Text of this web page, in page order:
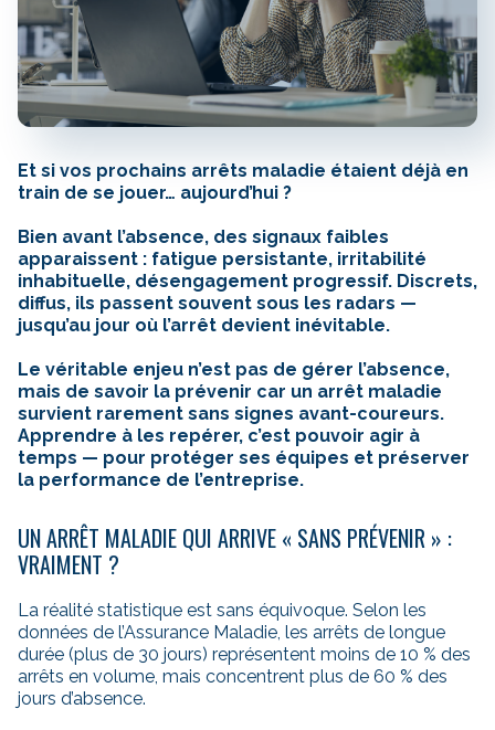
Et si vos prochains arrêts maladie étaient déjà en
train de se jouer… aujourd’hui ?
Bien avant l’absence, des signaux faibles
apparaissent : fatigue persistante, irritabilité
inhabituelle, désengagement progressif. Discrets,
diffus, ils passent souvent sous les radars —
jusqu’au jour où l’arrêt devient inévitable.
Le véritable enjeu n’est pas de gérer l’absence,
mais de savoir la prévenir car un arrêt maladie
survient rarement sans signes avant-coureurs.
Apprendre à les repérer, c’est pouvoir agir à
temps — pour protéger ses équipes et préserver
la performance de l’entreprise.
UN ARRÊT MALADIE QUI ARRIVE « SANS PRÉVENIR » :
VRAIMENT ?
La réalité statistique est sans équivoque. Selon les
données de l’Assurance Maladie, les arrêts de longue
durée (plus de 30 jours) représentent moins de 10 % des
arrêts en volume, mais concentrent plus de 60 % des
jours d’absence.